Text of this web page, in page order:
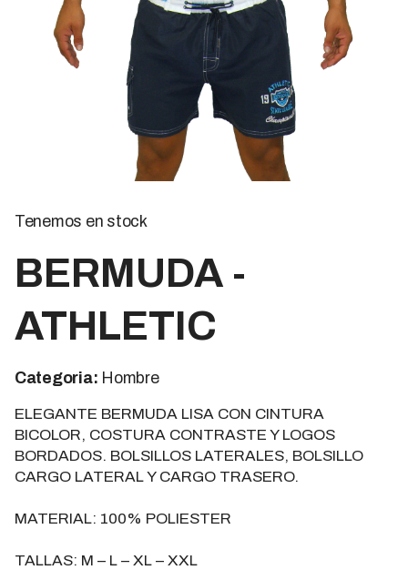
Tenemos en stock
BERMUDA -
ATHLETIC
Categoria: Hombre
ELEGANTE BERMUDA LISA CON CINTURA
BICOLOR, COSTURA CONTRASTE Y LOGOS
BORDADOS. BOLSILLOS LATERALES, BOLSILLO
CARGO LATERAL Y CARGO TRASERO.
MATERIAL: 100% POLIESTER
TALLAS: M – L – XL – XXL